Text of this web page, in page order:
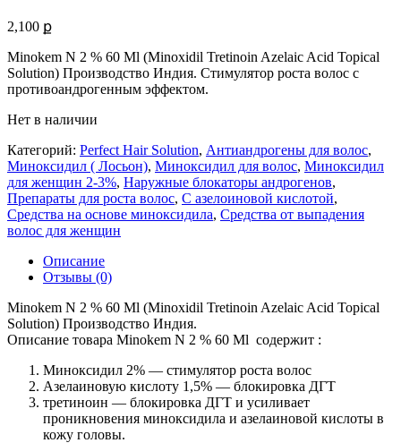
2,100 ք
Minokem N 2 % 60 Ml (Minoxidil Tretinoin Azelaic Acid Topical
Solution) Производство Индия. Стимулятор роста волос с
противоандрогенным эффектом.
Нет в наличии
Категорий: Perfect Hair Solution, Антиандрогены для волос,
Миноксидил ( Лосьон), Миноксидил для волос, Миноксидил
для женщин 2-3%, Наружные блокаторы андрогенов,
Препараты для роста волос, С азелоиновой кислотой,
Средства на основе миноксидила, Средства от выпадения
волос для женщин
Описание
Отзывы (0)
Minokem N 2 % 60 Ml (Minoxidil Tretinoin Azelaic Acid Topical
Solution) Производство Индия.
Описание товара Minokem N 2 % 60 Ml содержит :
Миноксидил 2% — стимулятор роста волос
Азелаиновую кислоту 1,5% — блокировка ДГТ
третиноин — блокировка ДГТ и усиливает
проникновения миноксидила и азелаиновой кислоты в
кожу головы.